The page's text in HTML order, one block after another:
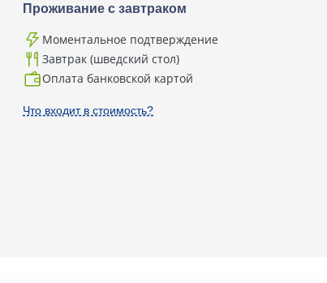
Проживание с завтраком
Моментальное подтверждение
Завтрак (шведский стол)
Оплата банковской картой
Что входит в стоимость?